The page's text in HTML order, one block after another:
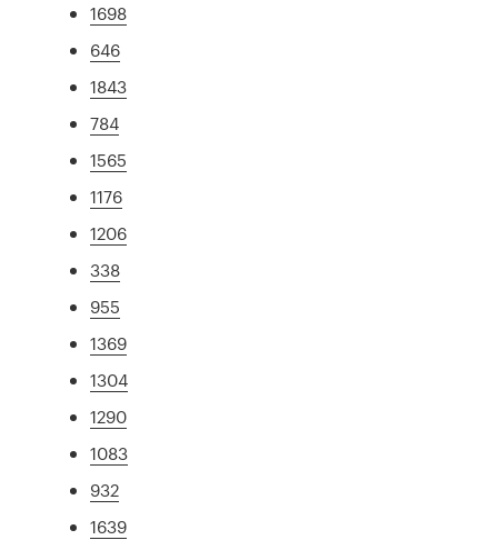
1698
646
1843
784
1565
1176
1206
338
955
1369
1304
1290
1083
932
1639